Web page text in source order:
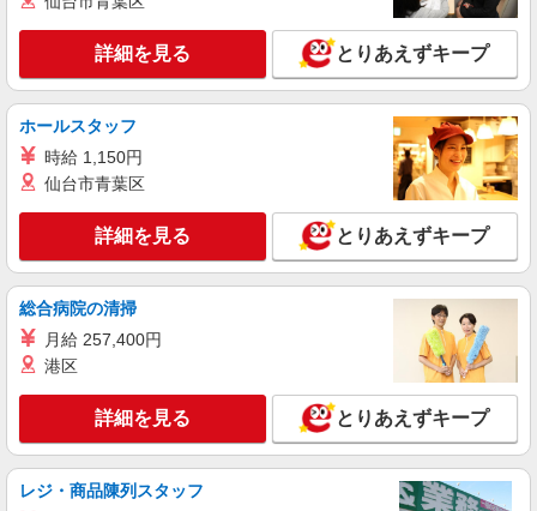
詳細を見る とりあえずキープ
ホールスタッフ
時給 1,150円
仙台市青葉区
詳細を見る とりあえずキープ
総合病院の清掃
月給 257,400円
港区
詳細を見る とりあえずキープ
レジ・商品陳列スタッフ